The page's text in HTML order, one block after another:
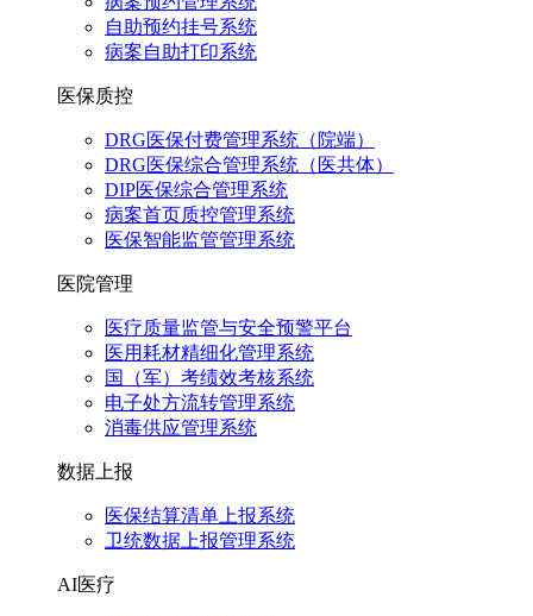
自助预约挂号系统
病案自助打印系统
医保质控
DRG医保付费管理系统（院端）
DRG医保综合管理系统（医共体）
DIP医保综合管理系统
病案首页质控管理系统
医保智能监管管理系统
医院管理
医疗质量监管与安全预警平台
医用耗材精细化管理系统
国（军）考绩效考核系统
电子处方流转管理系统
消毒供应管理系统
数据上报
医保结算清单上报系统
卫统数据上报管理系统
AI医疗